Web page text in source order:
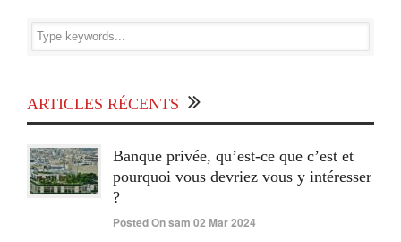
ARTICLES RÉCENTS
Banque privée, qu’est-ce que c’est et
pourquoi vous devriez vous y intéresser
?
Posted On sam 02 Mar 2024